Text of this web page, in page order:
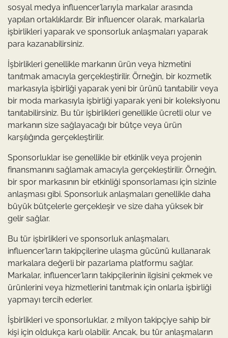
sosyal medya influencer’larıyla markalar arasında
yapılan ortaklıklardır. Bir influencer olarak, markalarla
işbirlikleri yaparak ve sponsorluk anlaşmaları yaparak
para kazanabilirsiniz.
İşbirlikleri genellikle markanın ürün veya hizmetini
tanıtmak amacıyla gerçekleştirilir. Örneğin, bir kozmetik
markasıyla işbirliği yaparak yeni bir ürünü tanıtabilir veya
bir moda markasıyla işbirliği yaparak yeni bir koleksiyonu
tanıtabilirsiniz. Bu tür işbirlikleri genellikle ücretli olur ve
markanın size sağlayacağı bir bütçe veya ürün
karşılığında gerçekleştirilir.
Sponsorluklar ise genellikle bir etkinlik veya projenin
finansmanını sağlamak amacıyla gerçekleştirilir. Örneğin,
bir spor markasının bir etkinliği sponsorlaması için sizinle
anlaşması gibi. Sponsorluk anlaşmaları genellikle daha
büyük bütçelerle gerçekleşir ve size daha yüksek bir
gelir sağlar.
Bu tür işbirlikleri ve sponsorluk anlaşmaları,
influencer’ların takipçilerine ulaşma gücünü kullanarak
markalara değerli bir pazarlama platformu sağlar.
Markalar, influencer’ların takipçilerinin ilgisini çekmek ve
ürünlerini veya hizmetlerini tanıtmak için onlarla işbirliği
yapmayı tercih ederler.
İşbirlikleri ve sponsorluklar, 2 milyon takipçiye sahip bir
kişi için oldukça karlı olabilir. Ancak, bu tür anlaşmaların